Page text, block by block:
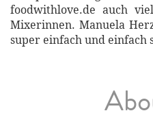
foodwithlove.de auch
Mixerinnen. Manuela
super einfach und einfach